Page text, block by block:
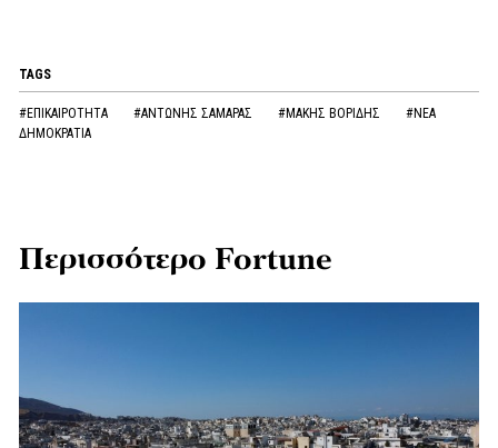
TAGS
#ΕΠΙΚΑΙΡΟΤΗΤΑ #ΑΝΤΩΝΗΣ ΣΑΜΑΡΑΣ #ΜΑΚΗΣ ΒΟΡΙΔΗΣ
#ΝΕΑ
ΔΗΜΟΚΡΑΤΙΑ
Περισσότερο Fortune